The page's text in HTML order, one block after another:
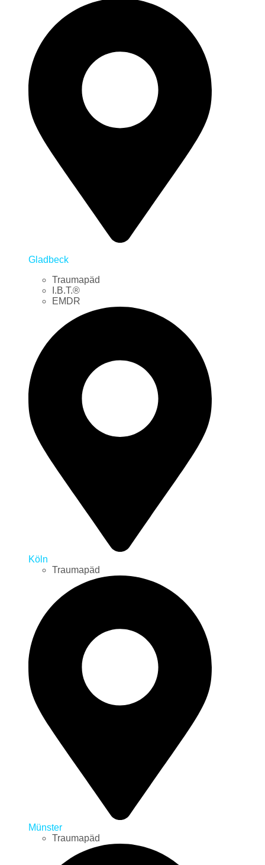
Gladbeck
Traumapäd
I.B.T.®
EMDR
Köln
Traumapäd
Münster
Traumapäd